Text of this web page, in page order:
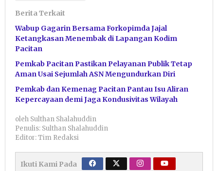
Berita Terkait
Wabup Gagarin Bersama Forkopimda Jajal
Ketangkasan Menembak di Lapangan Kodim
Pacitan
Pemkab Pacitan Pastikan Pelayanan Publik Tetap
Aman Usai Sejumlah ASN Mengundurkan Diri
Pemkab dan Kemenag Pacitan Pantau Isu Aliran
Kepercayaan demi Jaga Kondusivitas Wilayah
oleh Sulthan Shalahuddin
Penulis: Sulthan Shalahuddin
Editor: Tim Redaksi
Ikuti Kami Pada